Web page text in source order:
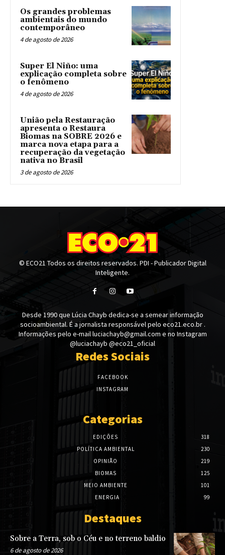
Os grandes problemas
ambientais do mundo
contemporâneo
4 de agosto de 2026
Super El Niño: uma
explicação completa sobre
o fenômeno
4 de agosto de 2026
União pela Restauração
apresenta o Restaura
Biomas na SOBRE 2026 e
marca nova etapa para a
recuperação da vegetação
nativa no Brasil
3 de agosto de 2026
© ECO21 Todos os direitos reservados. PDI - Publicador Digital
Inteligente.
Desde 1990 que Lúcia Chayb dedica-se a semear informação
socioambiental. É a jornalista responsável pelo eco21.eco.br .
Informações pelo e-mail luciachayb@gmail.com e no Instagram
@luciachayb @eco21_oficial
Redes Sociais
FACEBOOK
INSTAGRAM
Categorias
EDIÇÕES
318
POLÍTICA AMBIENTAL
230
OPINIÃO
219
BIOMAS
125
MEIO AMBIENTE
101
ENERGIA
99
Destaques
Sobre a Terra, sob o Céu e no terreno baldio
6 de agosto de 2026